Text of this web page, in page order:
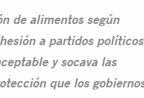
de alimentos según
a partidos
y socava las
que los